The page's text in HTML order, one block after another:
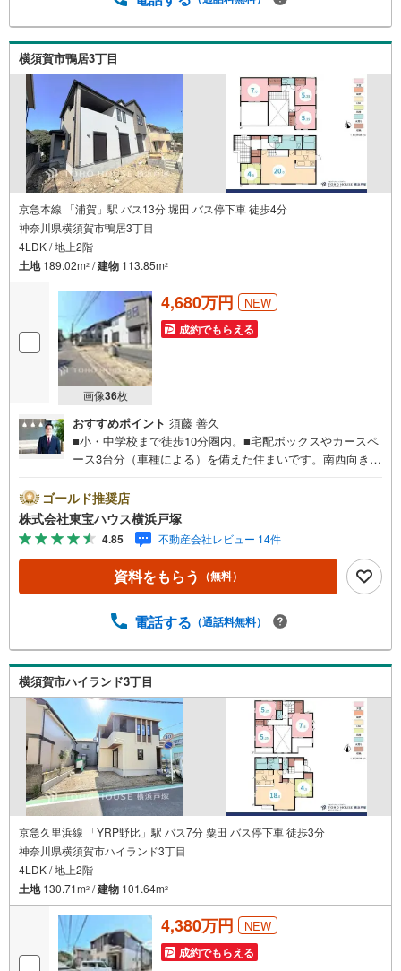
横須賀市鴨居3丁目
京急本線 「浦賀」駅 バス13分 堀田 バス停下車 徒歩4分
神奈川県横須賀市鴨居3丁目
4LDK / 地上2階
土地189.02m2 /建物 113.85m2
画像36枚
4,680万円 NEW
成約でもらえる
おすすめポイント 須藤 善久
■小・中学校まで徒歩10分圏内。■宅配ボックスやカースペ
ース3台分（車種による）を備えた住まいです。南西向きイ
です♪＝＝＝＝＝＝＝＝＝＝＝＝＝＝＝＝＝＝＝＝【東宝
ハウス横浜戸塚】提携銀行 じぶん銀行利用可 *がん100％保
証団信＋全疾病保障付き＝＝＝＝＝＝＝＝＝＝＝＝＝＝＝
＝＝＝＝＝○現地見学会（事前に必ずお問い合わせくださ
い）毎日、ご見学・ご相談が可能です。9:00～21:00まで。
ご自宅へお迎え、最寄駅でお待ち合わせ、弊社へのご来社
ョンライフプランにあった資金計画や、住宅ローンのご相
料提携駐車場がございます詳しくは営業スタッフよりお伝
えさせて頂きます。なんでもお気軽にお申し付けください
ませ。
ゴールド推奨店
株式会社東宝ハウス横浜戸塚
4.85 不動産会社レビュー 14件
資料をもらう （無料）
電話する （通話料無料）
横須賀市ハイランド3丁目
京急久里浜線 「YRP野比」駅 バス7分 粟田 バス停下車 徒歩3分
神奈川県横須賀市ハイランド3丁目
4LDK / 地上2階
土地130.71m2 /建物 101.64m2
4,380万円 NEW
成約でもらえる